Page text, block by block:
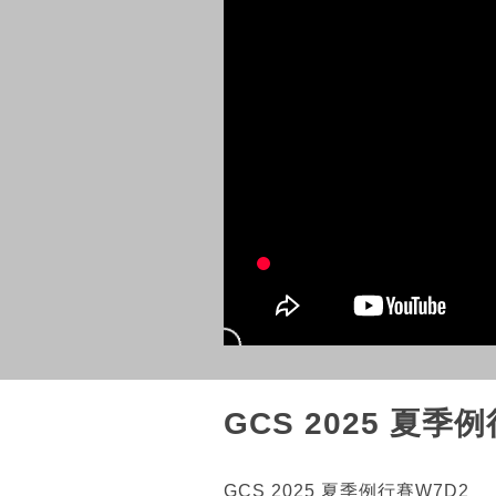
GCS 2025 夏季例
GCS 2025 夏季例行賽W7D2